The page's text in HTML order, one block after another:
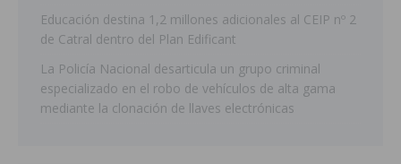
Educación destina 1,2 millones adicionales al CEIP nº 2
de Catral dentro del Plan Edificant
La Policía Nacional desarticula un grupo criminal
especializado en el robo de vehículos de alta gama
mediante la clonación de llaves electrónicas